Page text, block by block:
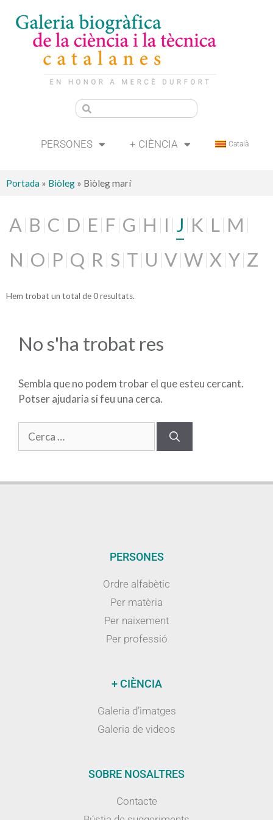
PERSONES + CIÈNCIA Català
Portada » Biòleg » Biòleg marí
A B C D E F G H I J K L M
N O P Q R S T U V W X Y Z
Hem trobat un total de 0 resultats.
No s'ha trobat res
Sembla que no podem trobar el que esteu cercant.
Potser ajudaria si feu una cerca.
PERSONES
Ordre alfabètic
Per matèria
Per naixement
Per professió
+ CIÈNCIA
Galeria d’imatges
Galeria de videos
SOBRE NOSALTRES
Contacte